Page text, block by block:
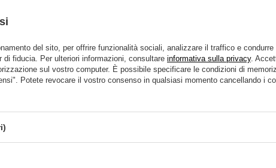
La macchina a pesi liberi per i muscoli
progettato per i professionisti. La struttura
del sito, per offrire funzionalità sociali, analizzare il traffico e
fiducia. Per ulteriori informazioni, consultare informativa sulla privacy.
sul vostro computer. È possibile specificare le condizioni di
Potete revocare il vostro consenso in qualsiasi momento cancellando i